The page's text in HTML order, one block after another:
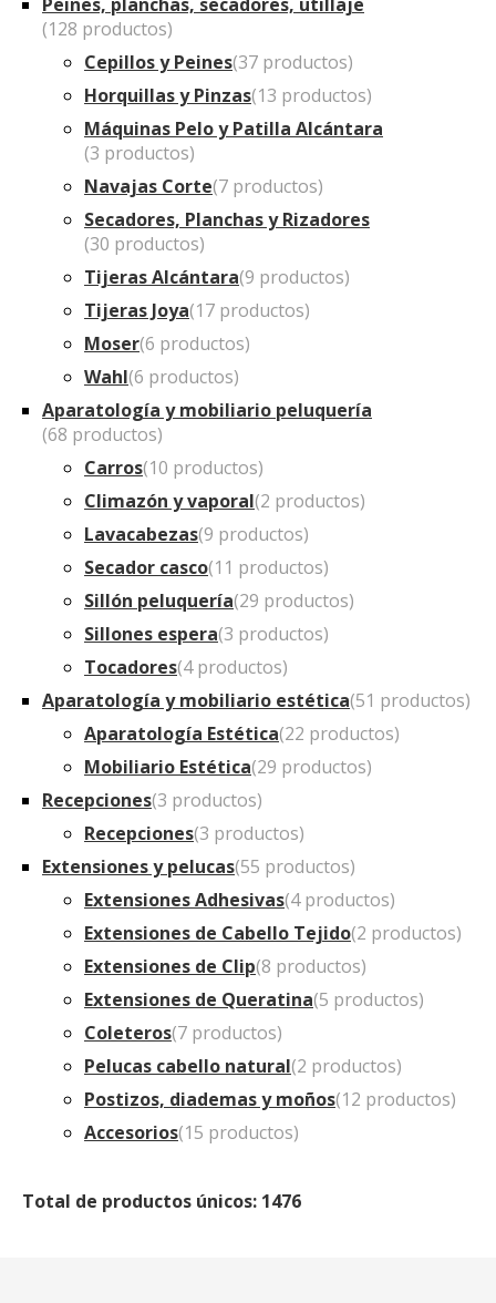
(128 productos)
Cepillos y Peines(37 productos)
Horquillas y Pinzas(13 productos)
Máquinas Pelo y Patilla Alcántara
(3 productos)
Navajas Corte(7 productos)
Secadores, Planchas y Rizadores
(30 productos)
Tijeras Alcántara(9 productos)
Tijeras Joya(17 productos)
Moser(6 productos)
Wahl(6 productos)
Aparatología y mobiliario peluquería
(68 productos)
Carros(10 productos)
Climazón y vaporal(2 productos)
Lavacabezas(9 productos)
Secador casco(11 productos)
Sillón peluquería(29 productos)
Sillones espera(3 productos)
Tocadores(4 productos)
Aparatología y mobiliario estética(51 productos)
Aparatología Estética(22 productos)
Mobiliario Estética(29 productos)
Recepciones(3 productos)
Recepciones(3 productos)
Extensiones y pelucas(55 productos)
Extensiones Adhesivas(4 productos)
Extensiones de Cabello Tejido(2 productos)
Extensiones de Clip(8 productos)
Extensiones de Queratina(5 productos)
Coleteros(7 productos)
Pelucas cabello natural(2 productos)
Postizos, diademas y moños(12 productos)
Accesorios(15 productos)
Total de productos únicos: 1476